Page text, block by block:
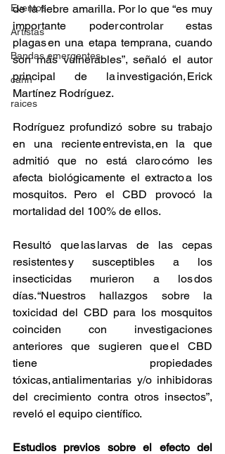
Eventos
Artistas
Bandas emergentes
cann
raices
de la fiebre amarilla. Por lo que “es muy
importante poder controlar estas
plagas en una etapa temprana, cuando
son más vulnerables”, señaló el autor
principal de la investigación, Erick
Martínez Rodríguez.
Rodríguez profundizó sobre su trabajo
en una reciente entrevista, en la que
admitió que no está claro cómo les
afecta biológicamente el extracto a los
mosquitos. Pero el CBD provocó la
mortalidad del 100% de ellos.
Resultó que las larvas de las cepas
resistentes y susceptibles a los
insecticidas murieron a los dos
días. “Nuestros hallazgos sobre la
toxicidad del CBD para los mosquitos
coinciden con investigaciones
anteriores que sugieren que el CBD
tiene propiedades
tóxicas, antialimentarias y/o inhibidoras
del crecimiento contra otros insectos”,
reveló el equipo científico.
Estudios previos sobre el efecto del